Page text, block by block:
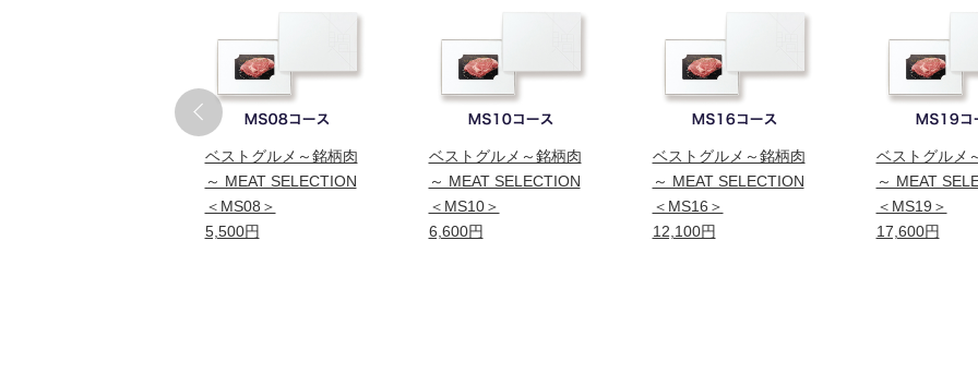
ベストグルメ～銘柄肉
～ MEAT SELECTION
＜MS08＞
5,500円
ベストグルメ～銘柄肉
～ MEAT SELECTION
＜MS10＞
6,600円
ベストグルメ～銘柄肉
～ MEAT SELECTION
＜MS16＞
12,100円
ベストグルメ
～ MEAT
＜MS19＞
17,600円